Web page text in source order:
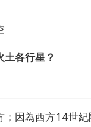
各行星？
因為西方14世